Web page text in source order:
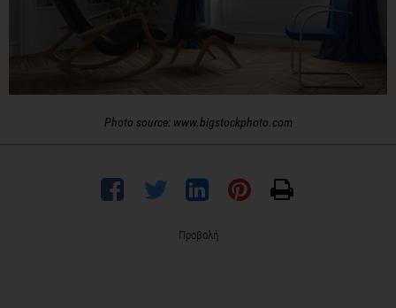
Photo source: www.bigstockphoto.com
Προβολή